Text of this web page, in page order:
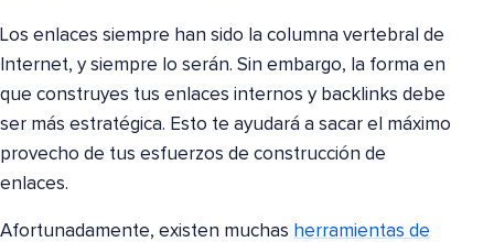
Los enlaces siempre han sido la columna vertebral de
Internet, y siempre lo serán. Sin embargo, la forma en
que construyes tus enlaces internos y backlinks debe
ser más estratégica. Esto te ayudará a sacar el máximo
provecho de tus esfuerzos de construcción de
enlaces.
Afortunadamente, existen muchas herramientas de